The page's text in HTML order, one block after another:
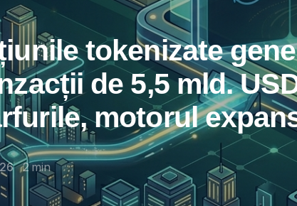
tokenizate
de 5,5 mld.
motorul
2min